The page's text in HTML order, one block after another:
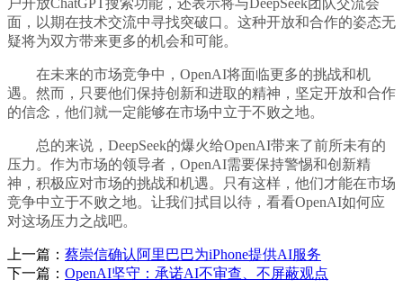
户开放ChatGPT搜索功能，还表示将与DeepSeek团队交流会
面，以期在技术交流中寻找突破口。这种开放和合作的姿态无
疑将为双方带来更多的机会和可能。
在未来的市场竞争中，OpenAI将面临更多的挑战和机
遇。然而，只要他们保持创新和进取的精神，坚定开放和合作
的信念，他们就一定能够在市场中立于不败之地。
总的来说，DeepSeek的爆火给OpenAI带来了前所未有的
压力。作为市场的领导者，OpenAI需要保持警惕和创新精
神，积极应对市场的挑战和机遇。只有这样，他们才能在市场
竞争中立于不败之地。让我们拭目以待，看看OpenAI如何应
对这场压力之战吧。
上一篇： 蔡崇信确认阿里巴巴为iPhone提供AI服务
下一篇： OpenAI坚守：承诺AI不审查、不屏蔽观点